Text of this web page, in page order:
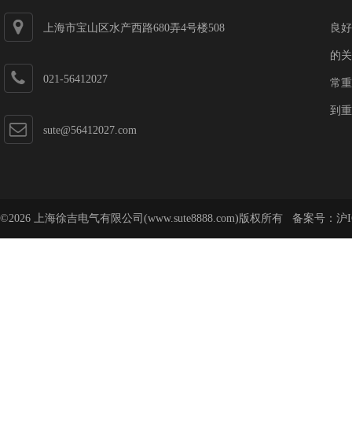
上海市宝山区水产西路680弄4号楼508
021-56412027
sute@56412027.com
良
的
常
到
©2026 上海徐吉电气有限公司(www.sute8888.com)版权所有 备案号： 沪